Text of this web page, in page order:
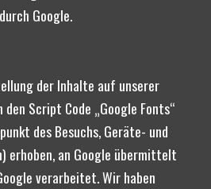
Google.
der Inhalte auf unserer
Script Code „Google Fonts“
des Besuchs, Geräte- und
erhoben, an Google übermittelt
verarbeitet. Wir haben